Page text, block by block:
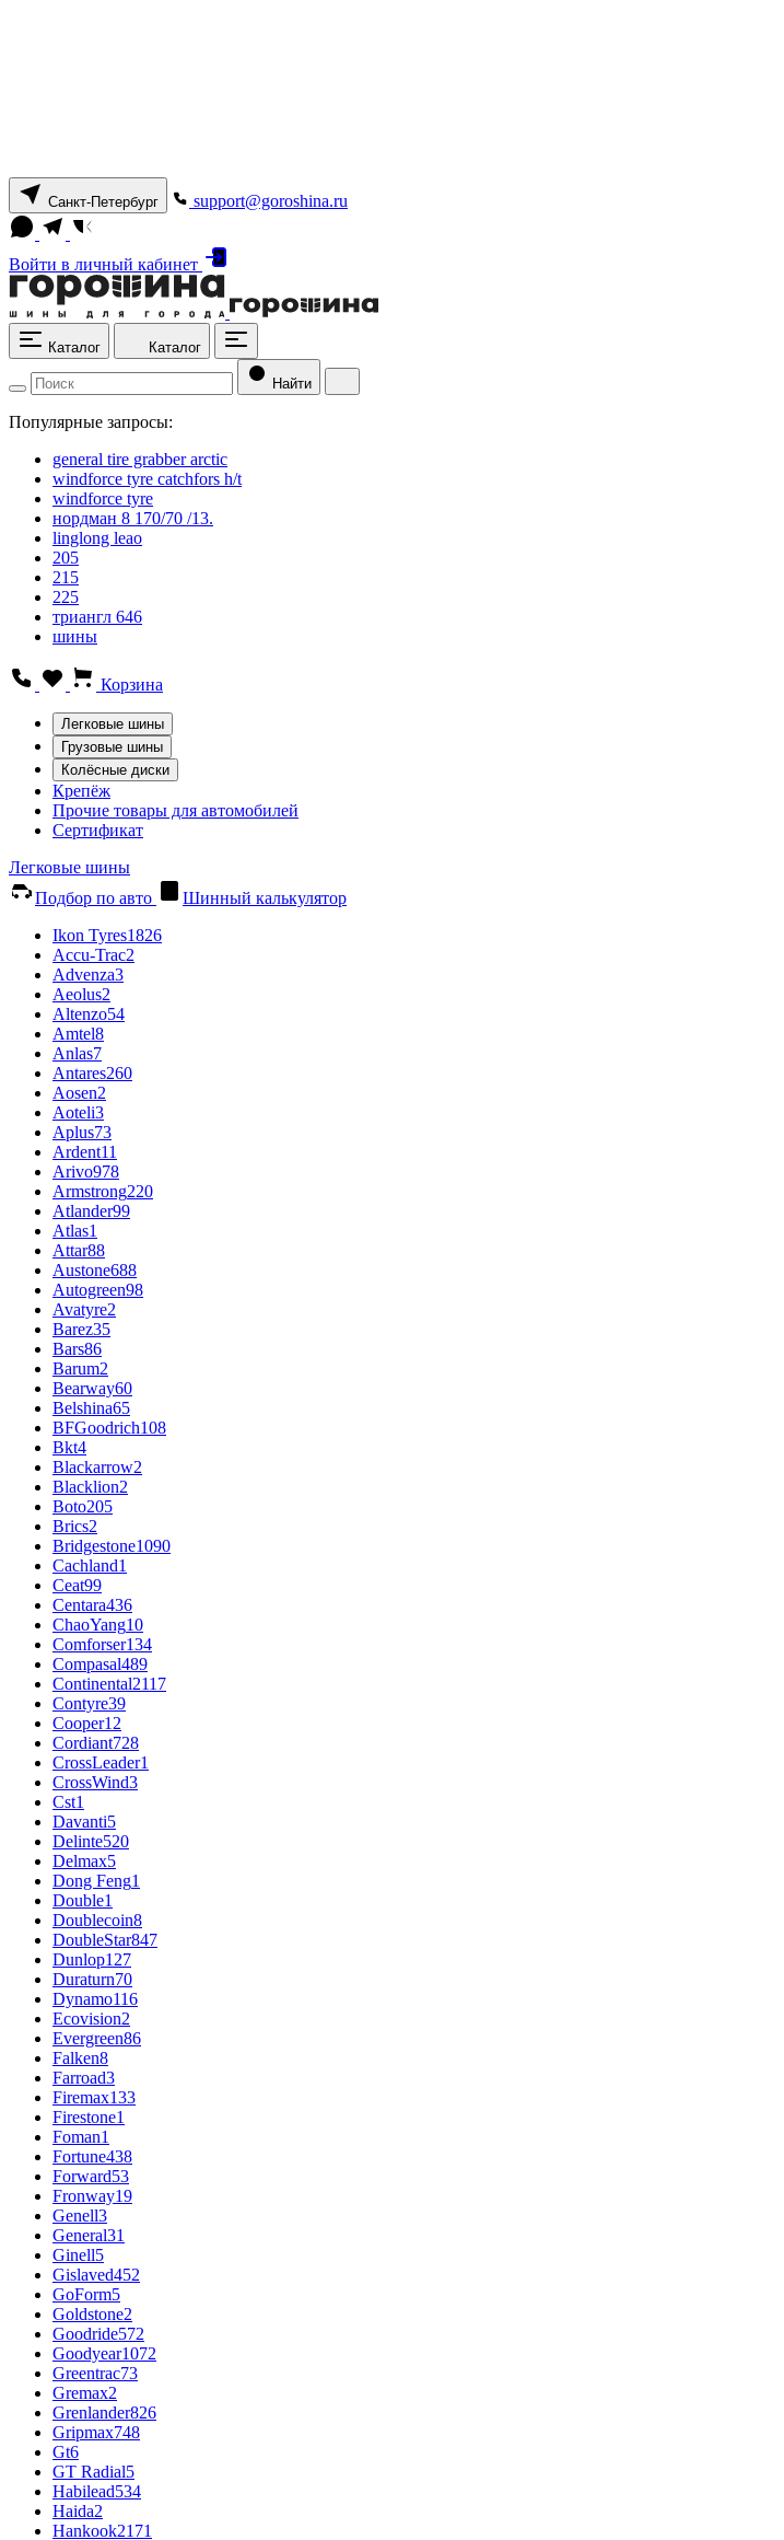
Санкт-Петербург support@goroshina.ru
Войти в личный кабинет
Каталог Каталог
Найти
Популярные запросы:
general tire grabber arctic
windforce tyre catchfors h/t
windforce tyre
нордман 8 170/70 /13.
linglong leao
205
215
225
триангл 646
шины
Корзина
Легковые шины
Грузовые шины
Колёсные диски
Крепёж
Прочие товары для автомобилей
Сертификат
Легковые шины
Подбор по авто
Шинный калькулятор
Ikon Tyres1826
Accu-Trac2
Advenza3
Aeolus2
Altenzo54
Amtel8
Anlas7
Antares260
Aosen2
Aoteli3
Aplus73
Ardent11
Arivo978
Armstrong220
Atlander99
Atlas1
Attar88
Austone688
Autogreen98
Avatyre2
Barez35
Bars86
Barum2
Bearway60
Belshina65
BFGoodrich108
Bkt4
Blackarrow2
Blacklion2
Boto205
Brics2
Bridgestone1090
Cachland1
Ceat99
Centara436
ChaoYang10
Comforser134
Compasal489
Continental2117
Contyre39
Cooper12
Cordiant728
CrossLeader1
CrossWind3
Cst1
Davanti5
Delinte520
Delmax5
Dong Feng1
Double1
Doublecoin8
DoubleStar847
Dunlop127
Duraturn70
Dynamo116
Ecovision2
Evergreen86
Falken8
Farroad3
Firemax133
Firestone1
Foman1
Fortune438
Forward53
Fronway19
Genell3
General31
Ginell5
Gislaved452
GoForm5
Goldstone2
Goodride572
Goodyear1072
Greentrac73
Gremax2
Grenlander826
Gripmax748
Gt6
GT Radial5
Habilead534
Haida2
Hankook2171